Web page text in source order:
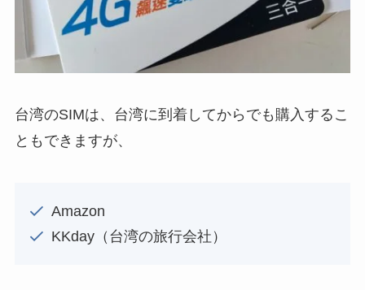
台湾のSIMは、台湾に到着してからでも購入するこ
ともできますが、
Amazon
KKday（台湾の旅行会社）